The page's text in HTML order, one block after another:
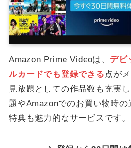
Amazon Prime Videoは、 デビ
ルカードでも登録できる 点が
見放題としての作品数も充実
題やAmazonでのお買い物時の
特典も魅力的なサービスです。